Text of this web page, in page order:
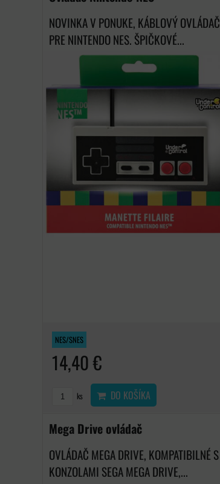
NOVINKA V PONUKE, KÁBLOVÝ OVLÁDAČ
PRE NINTENDO NES. ŠPIČKOVÉ...
NES/SNES
14,40 €
ks DO KOŠÍKA
Mega Drive ovládač
OVLÁDAČ MEGA DRIVE, KOMPATIBILNÉ S
KONZOLAMI SEGA MEGA DRIVE,...